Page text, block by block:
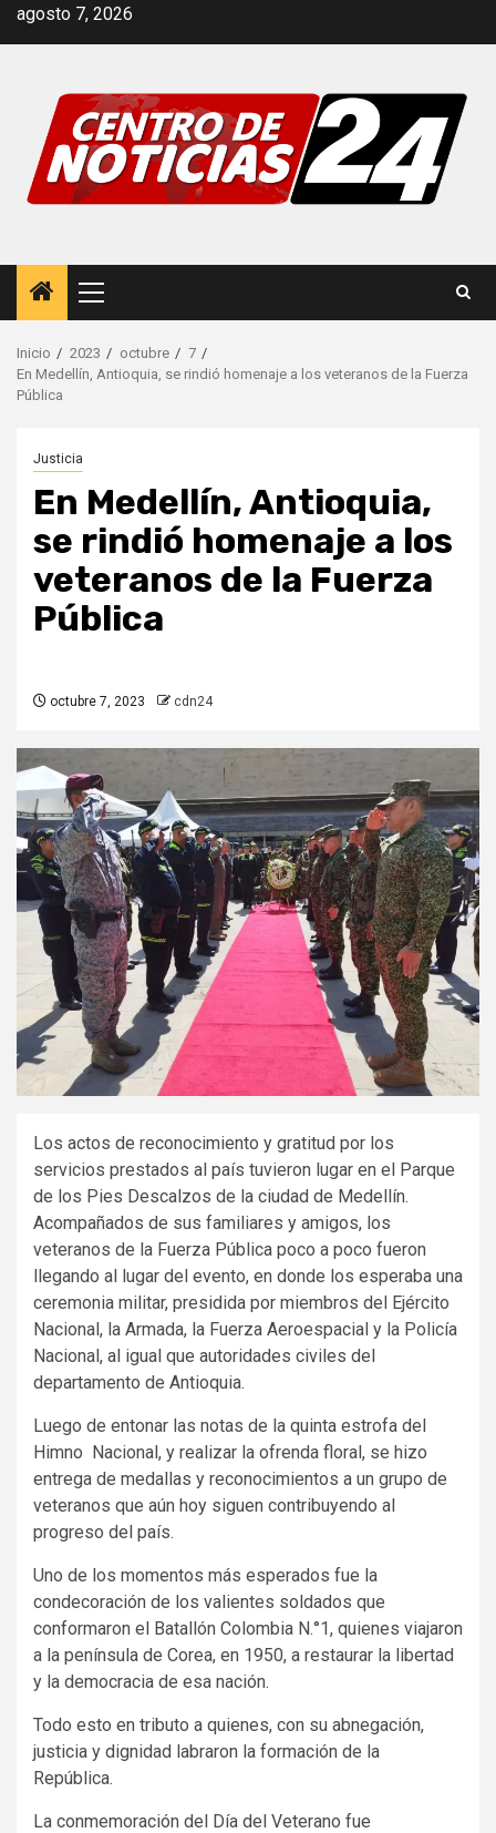
Saltar
agosto 7, 2026
Menú
principal
Inicio 2023 octubre
7
En Medellín, Antioquia, se rindió homenaje a los veteranos de la Fuerza
Pública
Justicia
En Medellín, Antioquia,
se rindió homenaje a los
veteranos de la Fuerza
Pública
octubre 7, 2023 cdn24
Los actos de reconocimiento y gratitud por los
servicios prestados al país tuvieron lugar en el Parque
de los Pies Descalzos de la ciudad de Medellín.
Acompañados de sus familiares y amigos, los
veteranos de la Fuerza Pública poco a poco fueron
llegando al lugar del evento, en donde los esperaba una
ceremonia militar, presidida por miembros del Ejército
Nacional, la Armada, la Fuerza Aeroespacial y la Policía
Nacional, al igual que autoridades civiles del
departamento de Antioquia.
Luego de entonar las notas de la quinta estrofa del
Himno Nacional, y realizar la ofrenda floral, se hizo
entrega de medallas y reconocimientos a un grupo de
veteranos que aún hoy siguen contribuyendo al
progreso del país.
Uno de los momentos más esperados fue la
condecoración de los valientes soldados que
conformaron el Batallón Colombia N.°1, quienes viajaron
a la península de Corea, en 1950, a restaurar la libertad
y la democracia de esa nación.
Todo esto en tributo a quienes, con su abnegación,
justicia y dignidad labraron la formación de la
República.
La conmemoración del Día del Veterano fue